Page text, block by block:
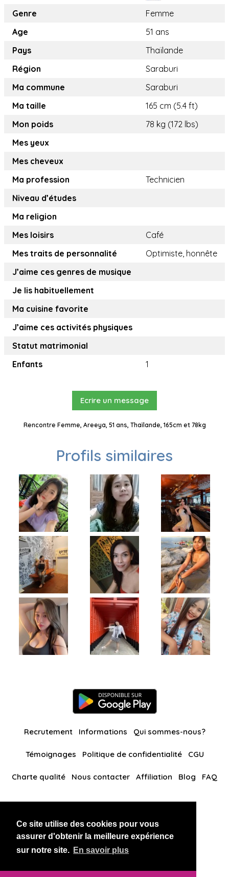
Ce site utilise des cookies pour vous
assurer d'obtenir la meilleure expérience
sur notre site. En savoir plus
Genre
Femme
Age
51 ans
Pays
Thaïlande
Région
Saraburi
Ma commune
Saraburi
Ma taille
165 cm (5.4 ft)
Mon poids
78 kg (172 lbs)
Mes yeux
Mes cheveux
Ma profession
Technicien
Niveau d’études
Ma religion
Mes loisirs
Café
Mes traits de personnalité
Optimiste, honnête
J’aime ces genres de musique
Je lis habituellement
Ma cuisine favorite
J’aime ces activités physiques
Statut matrimonial
Enfants
1
Ecrire un message
Rencontre Femme, Areeya, 51 ans, Thaïlande, 165cm et 78kg
Profils similaires
Recrutement Informations Qui sommes-nous?
Témoignages Politique de confidentialité CGU
Charte qualité Nous contacter Affiliation Blog FAQ
BlackAndBeauties RussianKisses